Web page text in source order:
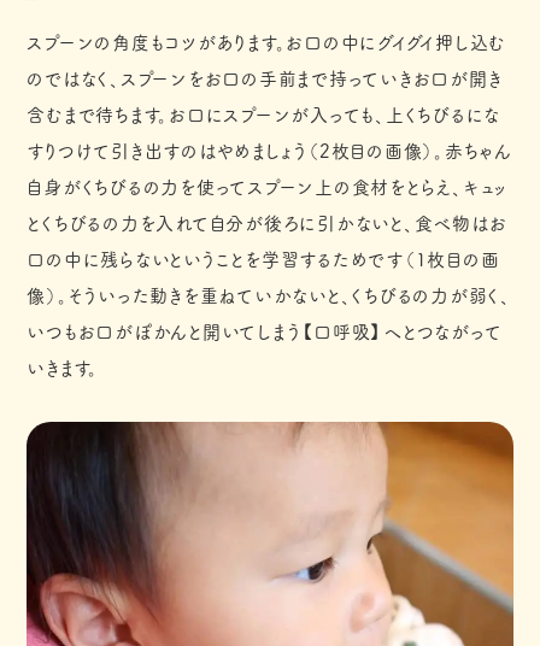
スプーンの角度もコツがあります。お口の中にグイグイ押し込む
のではなく、スプーンをお口の手前まで持っていきお口が開き
含むまで待ちます。お口にスプーンが入っても、上くちびるにな
すりつけて引き出すのはやめましょう（2枚目の画像）。赤ちゃん
自身がくちびるの力を使ってスプーン上の食材をとらえ、キュッ
とくちびるの力を入れて自分が後ろに引かないと、食べ物はお
口の中に残らないということを学習するためです（1枚目の画
像）。そういった動きを重ねていかないと、くちびるの力が弱く、
いつもお口がぽかんと開いてしまう【口呼吸】へとつながって
いきます。